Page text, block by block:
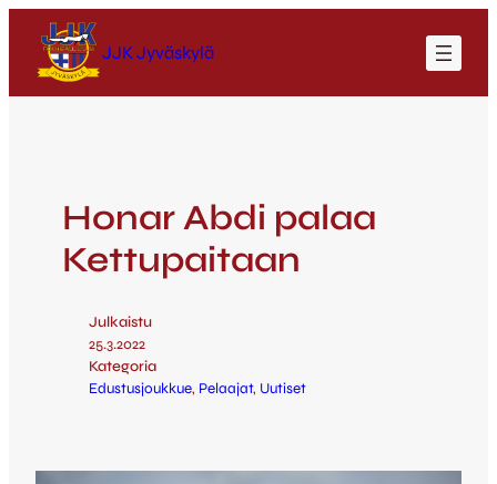
JJK Jyväskylä
Honar Abdi palaa
Kettupaitaan
Julkaistu
25.3.2022
Kategoria
Edustusjoukkue, Pelaajat, Uutiset